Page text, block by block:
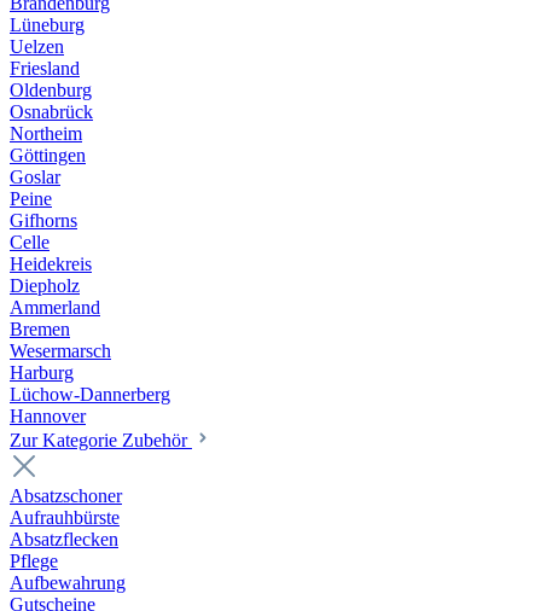
Lüneburg
Uelzen
Friesland
Oldenburg
Osnabrück
Northeim
Göttingen
Goslar
Peine
Gifhorns
Celle
Heidekreis
Diepholz
Ammerland
Bremen
Wesermarsch
Harburg
Lüchow-Dannerberg
Hannover
Zur Kategorie Zubehör
Absatzschoner
Aufrauhbürste
Absatzflecken
Pflege
Aufbewahrung
Gutscheine